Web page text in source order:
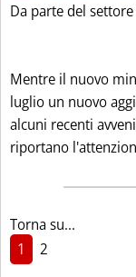
Da parte del
Mentre il nuovo
luglio un nuovo
alcuni recenti
riportano
Torna su...
1
2